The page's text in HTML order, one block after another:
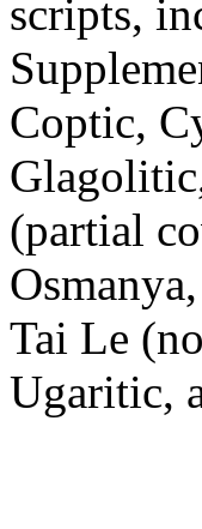
scripts,
Coptic,
(partial
Tai Le
Ugaritic,